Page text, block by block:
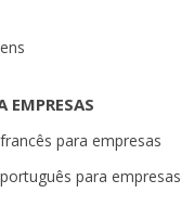
EMPRESAS
para empresas
para empresas